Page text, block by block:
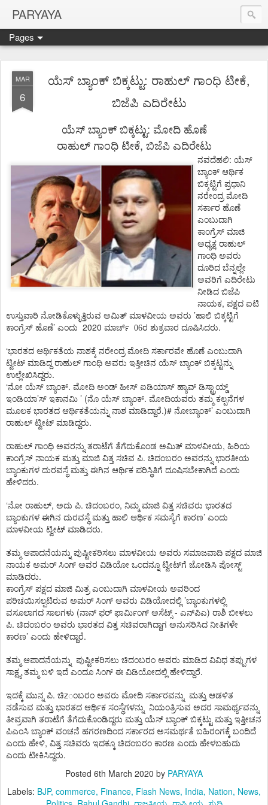
PARYAYA
Pages
MAR
6
ಯೆಸ್ ಬ್ಯಾಂಕ್ ಬಿಕ್ಕಟ್ಟು: ರಾಹುಲ್ ಗಾಂಧಿ ಟೀಕೆ,
ಬಿಜೆಪಿ ಎದಿರೇಟು
ಯೆಸ್ ಬ್ಯಾಂಕ್ ಬಿಕ್ಕಟ್ಟು: ಮೋದಿ ಹೊಣೆ
ರಾಹುಲ್ ಗಾಂಧಿ ಟೀಕೆ, ಬಿಜೆಪಿ ಎದಿರೇಟು
ನವದೆಹಲಿ: ಯೆಸ್
ಬ್ಯಾಂಕ್ ಆರ್ಥಿಕ
ಬಿಕ್ಕಟ್ಟಿಗೆ ಪ್ರಧಾನಿ
ನರೇಂದ್ರ ಮೋದಿ
ಸರ್ಕಾರ ಹೊಣೆ
ಎಂಬುದಾಗಿ
ಕಾಂಗ್ರೆಸ್ ಮಾಜಿ
ಅಧ್ಯಕ್ಷ ರಾಹುಲ್
ಗಾಂಧಿ ಅವರು
ದೂರಿದ ಬೆನ್ನಲ್ಲೇ
ಅವರಿಗೆ ಎದಿರೇಟು
ನೀಡಿದ ಬಿಜೆಪಿ
ನಾಯಕ, ಪಕ್ಷದ ಐಟಿ
ಉಸ್ತುವಾರಿ ನೋಡಿಕೊಳ್ಳುತ್ತಿರುವ ಅಮಿತ್ ಮಾಳವೀಯ ಅವರು ’ಹಾಲಿ ಬಿಕ್ಕಟ್ಟಿಗೆ
ಕಾಂಗ್ರೆಸ್ ಹೊಣೆ’ ಎಂದು 2020 ಮಾರ್ಚ್ 06ರ ಶುಕ್ರವಾರ ದೂಷಿಸಿದರು.
‘ಭಾರತದ ಆರ್ಥಿಕತೆಯ ನಾಶಕ್ಕೆ ನರೇಂದ್ರ ಮೋದಿ ಸರ್ಕಾರವೇ ಹೊಣೆ ಎಂಬುದಾಗಿ
ಟ್ವೀಟ್ ಮಾಡಿದ್ದ ರಾಹುಲ್ ಗಾಂಧಿ ಅವರು ಇತ್ತೀಚಿನ ಯೆಸ್ ಬ್ಯಾಂಕ್ ಬಿಕ್ಕಟ್ಟನ್ನು
ಉಲ್ಲೇಖಿಸಿದ್ದರು.
‘ನೋ ಯೆಸ್ ಬ್ಯಾಂಕ್. ಮೋದಿ ಅಂಡ್ ಹೀಸ್ ಐಡಿಯಾಸ್ ಹ್ಯಾವ್ ಡಿಸ್ಟ್ರಾಯ್ಡ್
ಇಂಡಿಯಾ’ಸ್ ಇಕಾನಮಿ ’ (ನೊ ಯೆಸ್ ಬ್ಯಾಂಕ್. ಮೋದಿಯವರು ತಮ್ಮ ಕಲ್ಪನೆಗಳ
ಮೂಲಕ ಭಾರತದ ಆರ್ಥಿಕತೆಯನ್ನು ನಾಶ ಮಾಡಿದ್ದಾರೆ.)# ನೋಬ್ಯಾಂಕ್’ ಎಂಬುದಾಗಿ
ರಾಹುಲ್ ಟ್ವೀಟ್ ಮಾಡಿದ್ದರು.
ರಾಹುಲ್ ಗಾಂಧಿ ಅವರನ್ನು ತರಾಟೆಗೆ ತೆಗೆದುಕೊಂಡ ಅಮಿತ್ ಮಾಳವೀಯ, ಹಿರಿಯ
ಕಾಂಗ್ರೆಸ್ ನಾಯಕ ಮತ್ತು ಮಾಜಿ ವಿತ್ತ ಸಚಿವ ಪಿ. ಚಿದಂಬರಂ ಅವರನ್ನು ಭಾರತೀಯ
ಬ್ಯಾಂಕುಗಳ ದುರವಸ್ಥೆ ಮತ್ತು ಈಗಿನ ಆರ್ಥಿಕ ಪರಿಸ್ಥಿತಿಗೆ ದೂಷಿಸಬೇಕಾಗಿದೆ ಎಂದು
ಹೇಳಿದರು.
‘ನೋ ರಾಹುಲ್, ಅದು ಪಿ. ಚಿದಂಬರಂ, ನಿಮ್ಮ ಮಾಜಿ ವಿತ್ತ ಸಚಿವರು ಭಾರತದ
ಬ್ಯಾಂಕುಗಳ ಈಗಿನ ದುರವಸ್ಥೆ ಮತ್ತು ಹಾಲಿ ಆರ್ಥಿಕ ಸಮಸ್ಯೆಗೆ ಕಾರಣ’ ಎಂದು
ಮಾಳವೀಯ ಟ್ವೀಟ್ ಮಾಡಿದರು.
ತಮ್ಮ ಆಪಾದನೆಯನ್ನು ಪುಷ್ಟೀಕರಿಸಲು ಮಾಳವೀಯ ಅವರು ಸಮಾಜವಾದಿ ಪಕ್ಷದ ಮಾಜಿ
ನಾಯಕ ಅಮರ್ ಸಿಂಗ್ ಅವರ ವಿಡಿಯೋ ಒಂದನ್ನೂ ಟ್ವೀಟ್ಗೆ ಜೋಡಿಸಿ ಪೋಸ್ಟ್
ಮಾಡಿದರು.
ಕಾಂಗ್ರೆಸ್ ಪಕ್ಷದ ಮಾಜಿ ಮಿತ್ರ ಎಂಬುದಾಗಿ ಮಾಳವೀಯ ಅವರಿಂದ
ಪರಿಚಯಿಸಲ್ಪಟಿರುವ ಅಮರ್ ಸಿಂಗ್ ಅವರು ವಿಡಿಯೋದಲ್ಲಿ ’ಬ್ಯಾಂಕುಗಳಲ್ಲಿ
ವಸೂಲಾಗದ ಸಾಲಗಳು (ನಾನ್ ಫರ್ ಫಾರ್ಮಿಂಗ್ ಅಸೆಟ್ಸ್- ಎನ್ಪಿಎ) ರಾಶಿ ಬೀಳಲು
ಪಿ. ಚಿದಂಬರಂ ಅವರು ಭಾರತದ ವಿತ್ತ ಸಚಿವರಾಗಿದ್ದಾಗ ಅನುಸರಿಸಿದ ನೀತಿಗಳೇ
ಕಾರಣ’ ಎಂದು ಹೇಳಿದ್ದಾರೆ.
ತಮ್ಮ ಆಪಾದನೆಯನ್ನು ಪುಷ್ಟೀಕರಿಸಲು ಚಿದಂಬರಂ ಅವರು ಮಾಡಿದ ವಿವಿಧ ತಪ್ಪುಗಳ
ಸಾಕ್ಷ್ಯ ತಮ್ಮ ಬಳಿ ಇದೆ ಎಂದೂ ಸಿಂಗ್ ಈ ವಿಡಿಯೋದಲ್ಲಿ ಹೇಳಿದ್ದಾರೆ.
ಇದಕ್ಕೆ ಮುನ್ನ ಪಿ. ಚಿzಂಬರಂ ಅವರು ಮೋದಿ ಸರ್ಕಾರವನ್ನು ಮತ್ತು ಆಡಳಿತ
ನಡೆಸುವ ಮತ್ತು ಭಾರತದ ಆರ್ಥಿಕ ಸಂಸ್ಥೆಗಳನ್ನು ನಿಯಂತ್ರಿಸುವ ಅದರ ಸಾಮರ್ಥ್ಯವನ್ನು
ತೀವ್ರವಾಗಿ ತರಾಟೆಗೆ ತೆಗೆದುಕೊಂಡಿದ್ದರು ಮತ್ತು ಯೆಸ್ ಬ್ಯಾಂಕ್ ಬಿಕ್ಕಟ್ಟು ಮತ್ತು ಇತ್ತೀಚನ
ಪಿಎಂಸಿ ಬ್ಯಾಂಕ್ ವಂಚನೆ ಹಗರಣದಿಂದ ಸರ್ಕಾರದ ಅಸಮರ್ಥತೆ ಬಹಿರಂಗಕ್ಕೆ ಬಂದಿದೆ
ಎಂದು ಹೇಳಿ, ವಿತ್ತ ಸಚಿವರು ಇದಕ್ಕೂ ಚಿದಂಬರಂ ಕಾರಣ ಎಂದು ಹೇಳಬಹುದು
ಎಂದು ಟೀಕಿಸಿದ್ದರು.
Posted 6th March 2020 by PARYAYA
Labels: BJP commerce Finance Flash News India Nation News